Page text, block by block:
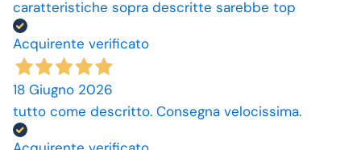
caratteristiche sopra descritte sarebbe top
Acquirente verificato
18 Giugno 2026
tutto come descritto. Consegna velocissima.